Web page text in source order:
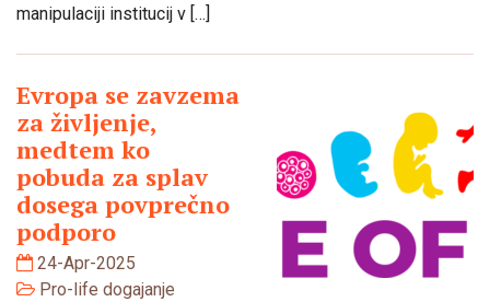
manipulaciji institucij v […]
Evropa se zavzema
za življenje,
medtem ko
pobuda za splav
dosega povprečno
podporo
24-Apr-2025
Pro-life dogajanje